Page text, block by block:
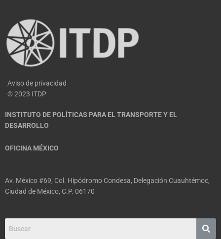
Aviso de privacidad
© 2023 ITDP
INSTITUTO DE POLÍTICAS PARA EL TRANSPORTE Y EL
DESARROLLO
OFICINA MÉXICO
Av. México #69, Col. Hipódromo Condesa, Delegación Cuauhtémoc,
Ciudad de México, C.P. 06170